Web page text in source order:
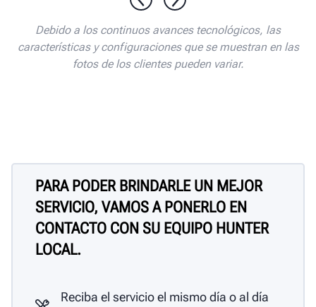
Debido a los continuos avances tecnológicos, las
características y configuraciones que se muestran en las
fotos de los clientes pueden variar.
PARA PODER BRINDARLE UN MEJOR
SERVICIO, VAMOS A PONERLO EN
CONTACTO CON SU EQUIPO HUNTER
LOCAL.
Reciba el servicio el mismo día o al día